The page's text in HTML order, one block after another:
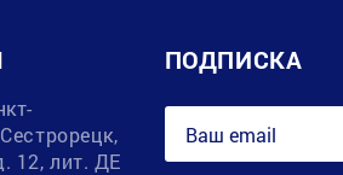
12, лит. ДЕ
ПОДПИСКА